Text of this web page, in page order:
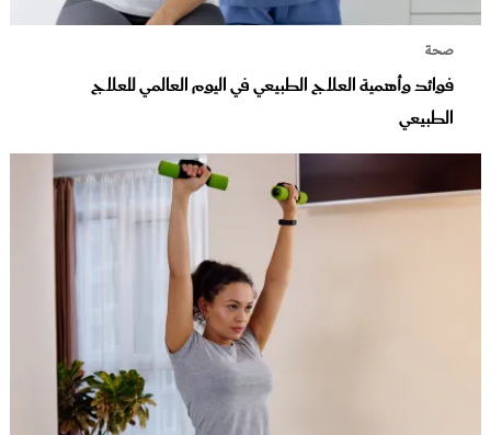
صحة
فوائد وأهمية العلاج الطبيعي في اليوم العالمي للعلاج
الطبيعي